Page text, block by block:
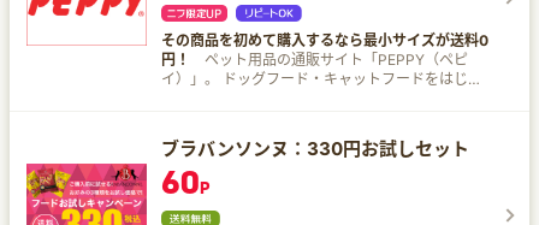
その商品を初めて購入するなら最小サイズが送料0
円！
ペット用品の通販サイト「PEPPY（ペピ
イ）」。 ドッグフード・キャットフードをはじめ
ト！
ブラバンソンヌ：330円お試しセット
60P